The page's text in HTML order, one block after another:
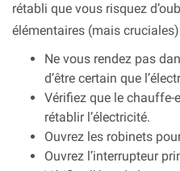
rétabli que vous risquez
élémentaires (mais
Ne vous rendez pas
d’être certain que
Vérifiez que le
rétablir l’électricité.
Ouvrez les robinets
Ouvrez l’interrupteur